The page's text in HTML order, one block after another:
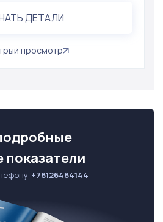
ДЕТАЛИ
просмотр
+78126484144